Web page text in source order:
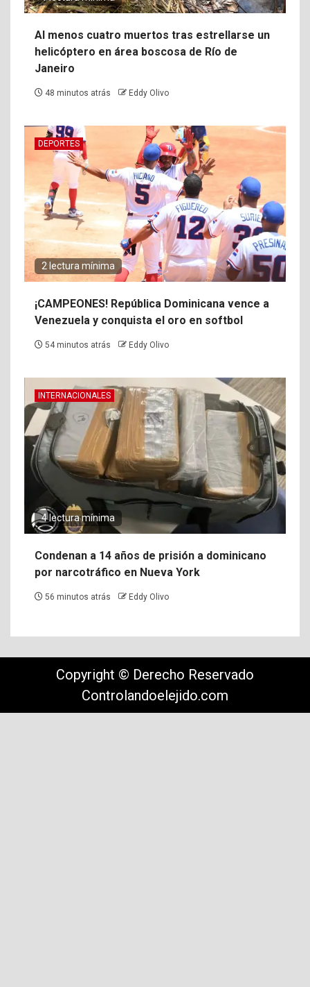
Al menos cuatro muertos tras estrellarse un
helicóptero en área boscosa de Río de
Janeiro
48 minutos atrás Eddy Olivo
DEPORTES
2 lectura mínima
¡CAMPEONES! República Dominicana vence a
Venezuela y conquista el oro en softbol
54 minutos atrás Eddy Olivo
INTERNACIONALES
4 lectura mínima
Condenan a 14 años de prisión a dominicano
por narcotráfico en Nueva York
56 minutos atrás Eddy Olivo
Copyright © Derecho Reservado
Controlandoelejido.com